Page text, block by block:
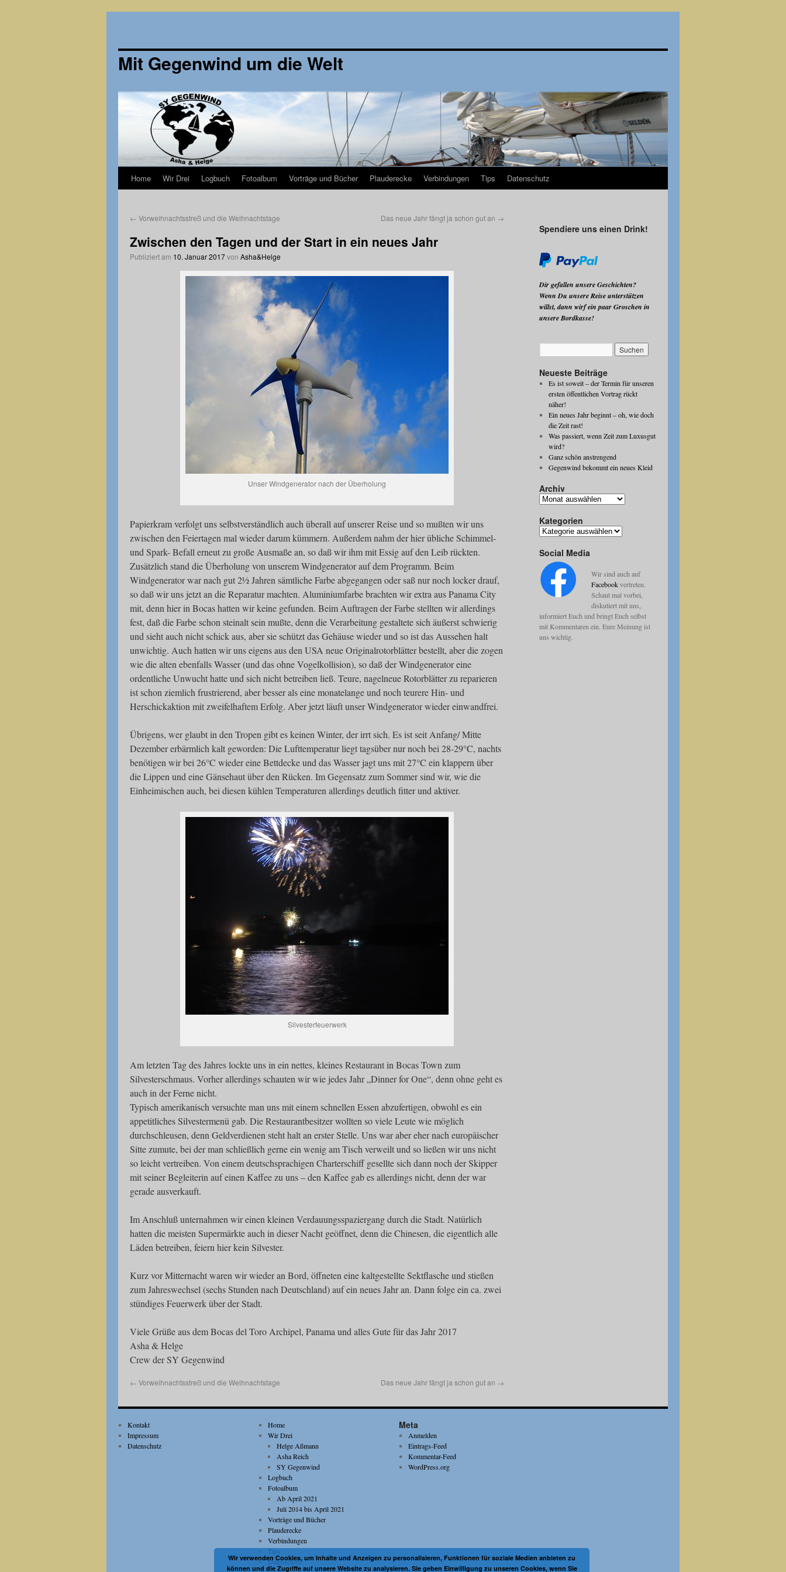
Mit Gegenwind um die Welt
Zum
springen
Home Wir Drei Logbuch Fotoalbum Vorträge und Bücher Plauderecke Verbindungen Tips Datenschutz
← Vorweihnachtsstreß und die Weihnachtstage Das neue Jahr fängt ja schon gut an →
Zwischen den Tagen und der Start in ein neues Jahr
Publiziert am 10. Januar 2017von Asha&Helge
Unser Windgenerator nach der Überholung
Papierkram verfolgt uns selbstverständlich auch überall auf unserer Reise und so mußten wir uns
zwischen den Feiertagen mal wieder darum kümmern. Außerdem nahm der hier übliche Schimmel-
und Spark- Befall erneut zu große Ausmaße an, so daß wir ihm mit Essig auf den Leib rückten.
Zusätzlich stand die Überholung von unserem Windgenerator auf dem Programm. Beim
Windgenerator war nach gut 2½ Jahren sämtliche Farbe abgegangen oder saß nur noch locker drauf,
so daß wir uns jetzt an die Reparatur machten. Aluminiumfarbe brachten wir extra aus Panama City
mit, denn hier in Bocas hatten wir keine gefunden. Beim Auftragen der Farbe stellten wir allerdings
fest, daß die Farbe schon steinalt sein mußte, denn die Verarbeitung gestaltete sich äußerst schwierig
und sieht auch nicht schick aus, aber sie schützt das Gehäuse wieder und so ist das Aussehen halt
unwichtig. Auch hatten wir uns eigens aus den USA neue Originalrotorblätter bestellt, aber die zogen
wie die alten ebenfalls Wasser (und das ohne Vogelkollision), so daß der Windgenerator eine
ordentliche Unwucht hatte und sich nicht betreiben ließ. Teure, nagelneue Rotorblätter zu reparieren
ist schon ziemlich frustrierend, aber besser als eine monatelange und noch teurere Hin- und
Herschickaktion mit zweifelhaftem Erfolg. Aber jetzt läuft unser Windgenerator wieder einwandfrei.
Übrigens, wer glaubt in den Tropen gibt es keinen Winter, der irrt sich. Es ist seit Anfang/ Mitte
Dezember erbärmlich kalt geworden: Die Lufttemperatur liegt tagsüber nur noch bei 28-29°C, nachts
benötigen wir bei 26°C wieder eine Bettdecke und das Wasser jagt uns mit 27°C ein klappern über
die Lippen und eine Gänsehaut über den Rücken. Im Gegensatz zum Sommer sind wir, wie die
Einheimischen auch, bei diesen kühlen Temperaturen allerdings deutlich fitter und aktiver.
Silvesterfeuerwerk
Am letzten Tag des Jahres lockte uns in ein nettes, kleines Restaurant in Bocas Town zum
Silvesterschmaus. Vorher allerdings schauten wir wie jedes Jahr „Dinner for One“, denn ohne geht es
auch in der Ferne nicht.
Typisch amerikanisch versuchte man uns mit einem schnellen Essen abzufertigen, obwohl es ein
appetitliches Silvestermenü gab. Die Restaurantbesitzer wollten so viele Leute wie möglich
durchschleusen, denn Geldverdienen steht halt an erster Stelle. Uns war aber eher nach europäischer
Sitte zumute, bei der man schließlich gerne ein wenig am Tisch verweilt und so ließen wir uns nicht
so leicht vertreiben. Von einem deutschsprachigen Charterschiff gesellte sich dann noch der Skipper
mit seiner Begleiterin auf einen Kaffee zu uns – den Kaffee gab es allerdings nicht, denn der war
gerade ausverkauft.
Im Anschluß unternahmen wir einen kleinen Verdauungsspaziergang durch die Stadt. Natürlich
hatten die meisten Supermärkte auch in dieser Nacht geöffnet, denn die Chinesen, die eigentlich alle
Läden betreiben, feiern hier kein Silvester.
Kurz vor Mitternacht waren wir wieder an Bord, öffneten eine kaltgestellte Sektflasche und stießen
zum Jahreswechsel (sechs Stunden nach Deutschland) auf ein neues Jahr an. Dann folge ein ca. zwei
stündiges Feuerwerk über der Stadt.
Viele Grüße aus dem Bocas del Toro Archipel, Panama und alles Gute für das Jahr 2017
Asha & Helge
Crew der SY Gegenwind
← Vorweihnachtsstreß und die Weihnachtstage Das neue Jahr fängt ja schon gut an →
Spendiere uns einen Drink!
Dir gefallen unsere Geschichten?
Wenn Du unsere Reise unterstützen
willst, dann wirf ein paar Groschen in
unsere Bordkasse!
Neueste Beiträge
Es ist soweit – der Termin für unseren
ersten öffentlichen Vortrag rückt
näher!
Ein neues Jahr beginnt – oh, wie doch
die Zeit rast!
Was passiert, wenn Zeit zum Luxusgut
wird?
Ganz schön anstrengend
Gegenwind bekommt ein neues Kleid
Archiv
Archiv
Kategorien
Kategorien
Social Media
Wir sind auch auf
Facebookvertreten.
Schaut mal vorbei,
diskutiert mit uns,
informiert Euch und bringt Euch selbst
mit Kommentaren ein. Eure Meinung ist
uns wichtig.
Kontakt
Impressum
Datenschutz
Home
Wir Drei
Helge Aßmann
Asha Reich
SY Gegenwind
Logbuch
Fotoalbum
Ab April 2021
Juli 2014 bis April 2021
Vorträge und Bücher
Plauderecke
Verbindungen
Tips
Datenschutz
Meta
Anmelden
Eintrags-Feed
Kommentar-Feed
WordPress.org
Wir verwenden Cookies, um Inhalte und Anzeigen zu personalisieren, Funktionen für soziale Medien anbieten zu
können und die Zugriffe auf unsere Website zu analysieren. Sie geben Einwilligung zu unseren Cookies, wenn Sie